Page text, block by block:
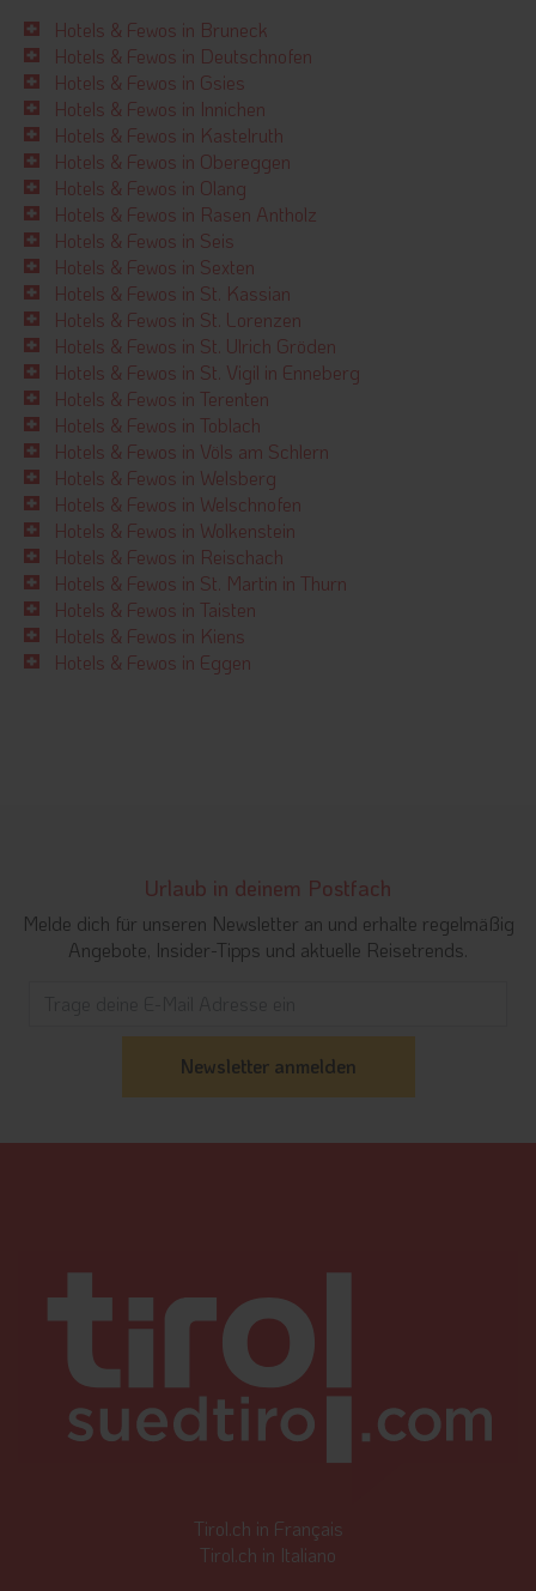
Hotels & Fewos in Bruneck
Hotels & Fewos in Deutschnofen
Hotels & Fewos in Gsies
Hotels & Fewos in Innichen
Hotels & Fewos in Kastelruth
Hotels & Fewos in Obereggen
Hotels & Fewos in Olang
Hotels & Fewos in Rasen Antholz
Hotels & Fewos in Seis
Hotels & Fewos in Sexten
Hotels & Fewos in St. Kassian
Hotels & Fewos in St. Lorenzen
Hotels & Fewos in St. Ulrich Gröden
Hotels & Fewos in St. Vigil in Enneberg
Hotels & Fewos in Terenten
Hotels & Fewos in Toblach
Hotels & Fewos in Völs am Schlern
Hotels & Fewos in Welsberg
Hotels & Fewos in Welschnofen
Hotels & Fewos in Wolkenstein
Hotels & Fewos in Reischach
Hotels & Fewos in St. Martin in Thurn
Hotels & Fewos in Taisten
Hotels & Fewos in Kiens
Hotels & Fewos in Eggen
Urlaub in deinem Postfach
Melde dich für unseren Newsletter an und erhalte regelmäßig
Angebote, Insider-Tipps und aktuelle Reisetrends.
Tirol.ch in Français
Tirol.ch in Italiano